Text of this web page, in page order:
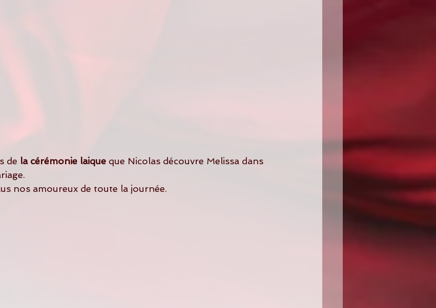
de
la cérémonie laique que Nicolas découvre Melissa dans
nos amoureux de toute la journée.